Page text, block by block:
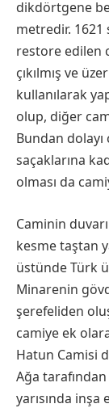
dikdörtgene
metredir. 1621
restore edilen
çıkılmış ve
kullanılarak
olup, diğer
Bundan
saçaklarına
olması da
Caminin
kesme taştan
üstünde Türk
Minarenin
şerefeliden
camiye ek
Hatun Camisi
Ağa tarafından
yarısında